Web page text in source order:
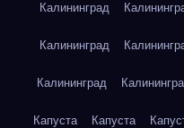
Калининград
Калининград
Калининград
Капуста Капуста